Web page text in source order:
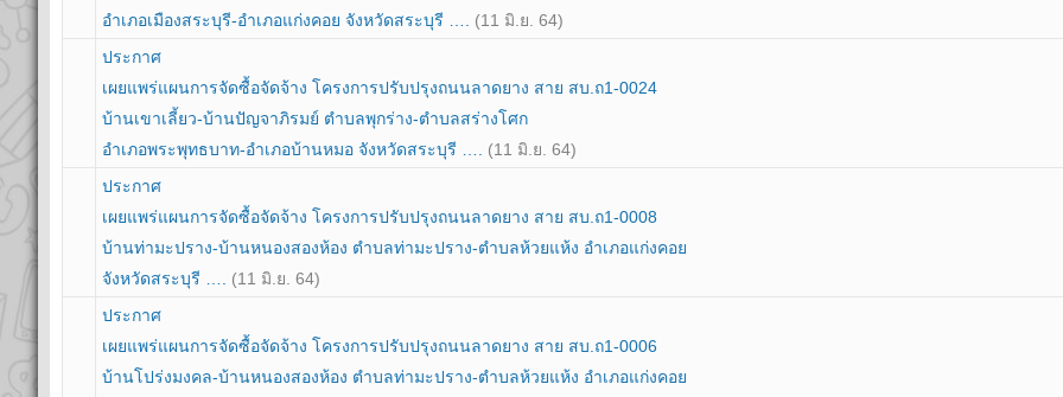
อำเภอเมืองสระบุรี-อำเภอแก่งคอย จังหวัดสระบุรี …. (11 มิ.ย. 64)
ประกาศ
เผยแพร่แผนการจัดซื้อจัดจ้าง โครงการปรับปรุงถนนลาดยาง สาย สบ.ถ1-0024
บ้านเขาเลี้ยว-บ้านปัญจาภิรมย์ ตำบลพุกร่าง-ตำบลสร่างโศก
อำเภอพระพุทธบาท-อำเภอบ้านหมอ จังหวัดสระบุรี …. (11 มิ.ย. 64)
ประกาศ
เผยแพร่แผนการจัดซื้อจัดจ้าง โครงการปรับปรุงถนนลาดยาง สาย สบ.ถ1-0008
บ้านท่ามะปราง-บ้านหนองสองห้อง ตำบลท่ามะปราง-ตำบลห้วยแห้ง อำเภอแก่งคอย
จังหวัดสระบุรี …. (11 มิ.ย. 64)
ประกาศ
เผยแพร่แผนการจัดซื้อจัดจ้าง โครงการปรับปรุงถนนลาดยาง สาย สบ.ถ1-0006
บ้านโปร่งมงคล-บ้านหนองสองห้อง ตำบลท่ามะปราง-ตำบลห้วยแห้ง อำเภอแก่งคอย